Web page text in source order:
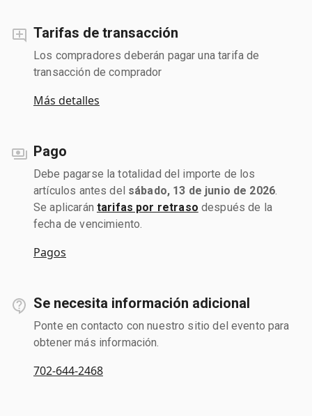
Tarifas de transacción
Los compradores deberán pagar una tarifa de
transacción de comprador
Más detalles
Pago
Debe pagarse la totalidad del importe de los
artículos antes del sábado, 13 de junio de 2026
Se aplicarán tarifas por retraso después de la
fecha de vencimiento.
Pagos
Se necesita información adicional
Ponte en contacto con nuestro sitio del evento para
obtener más información.
702-644-2468